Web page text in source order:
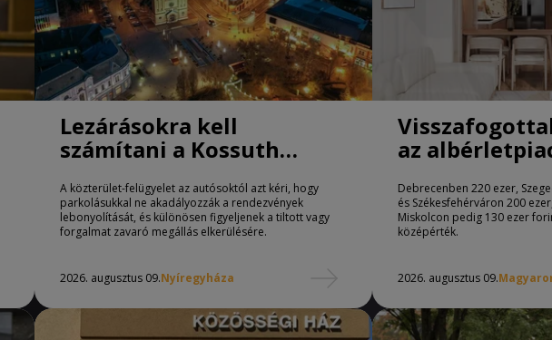
Lezárásokra kell
számítani a Kossuth
A közterület-felügyelet az autósoktól azt kéri, hogy
parkolásukkal ne akadályozzák a rendezvények
lebonyolítását, és különösen figyeljenek a tiltott vagy
forgalmat zavaró megállás elkerülésére.
2026. augusztus 09.Nyíregyháza
az
Debrecenben 220 ezer,
és Székesfehérváron 200
Miskolcon pedig 130 ezer
középérték.
2026. augusztus 09.